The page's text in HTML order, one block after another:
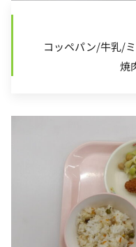
コッペパン/牛乳/
焼